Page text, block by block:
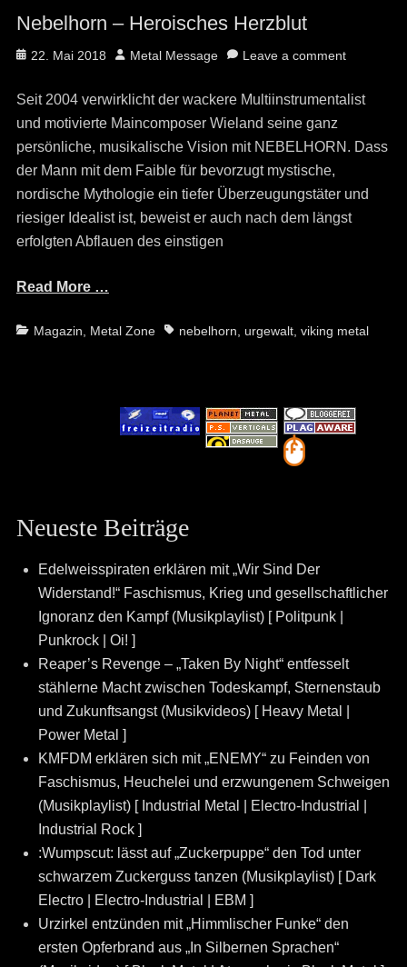
Nebelhorn – Heroisches Herzblut
Posted
22. Mai 2018 Author
Metal Message Leave a comment
Seit 2004 verwirklicht der wackere Multiinstrumentalist
und motivierte Maincomposer Wieland seine ganz
persönliche, musikalische Vision mit NEBELHORN. Dass
der Mann mit dem Faible für bevorzugt mystische,
nordische Mythologie ein tiefer Überzeugungstäter und
riesiger Idealist ist, beweist er auch nach dem längst
erfolgten Abflauen des einstigen
Read More …
Categories
Magazin Metal Zone Tagsnebelhorn urgewalt, viking metal
Neueste Beiträge
Edelweisspiraten erklären mit „Wir Sind Der
Widerstand!“ Faschismus, Krieg und gesellschaftlicher
Ignoranz den Kampf (Musikplaylist) [ Politpunk |
Punkrock | Oi! ]
Reaper’s Revenge – „Taken By Night“ entfesselt
stählerne Macht zwischen Todeskampf, Sternenstaub
und Zukunftsangst (Musikvideos) [ Heavy Metal |
Power Metal ]
KMFDM erklären sich mit „ENEMY“ zu Feinden von
Faschismus, Heuchelei und erzwungenem Schweigen
(Musikplaylist) [ Industrial Metal | Electro-Industrial |
Industrial Rock ]
:Wumpscut: lässt auf „Zuckerpuppe“ den Tod unter
schwarzem Zuckerguss tanzen (Musikplaylist) [ Dark
Electro | Electro-Industrial | EBM ]
Urzirkel entzünden mit „Himmlischer Funke“ den
ersten Opferbrand aus „In Silbernen Sprachen“